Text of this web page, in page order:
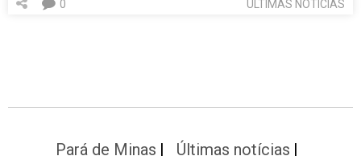
ÚLTIMAS NOTÍCIAS
0
Pará de Minas Últimas notícias